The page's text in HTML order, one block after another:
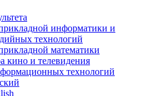
информатики и
технологий
математики
кино и телевидения
технологий